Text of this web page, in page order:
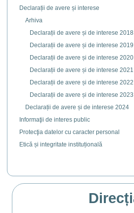
Declarații de avere și interese
Arhiva
Declarații de avere și de interese 2018
Declarații de avere și de interese 2019
Declarații de avere și de interese 2020
Declarații de avere și de interese 2021
Declarații de avere și de interese 2022
Declarații de avere și de interese 2023
Declarații de avere și de interese 2024
Informaţii de interes public
Protecţia datelor cu caracter personal
Etică și integritate instituțională